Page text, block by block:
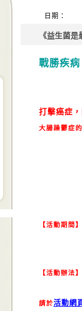
日期：
《益生菌
戰勝疾病
打擊癌症
大腸躁鬱症
【活動期間】
【活動辦法】
請於活動網